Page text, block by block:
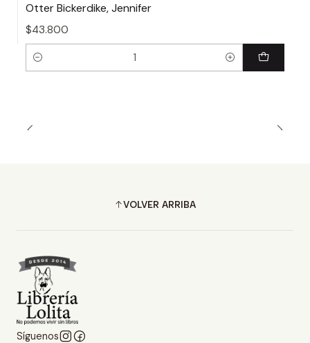
Otter Bickerdike, Jennifer
$43.800
Cantidad
VOLVER ARRIBA
Síguenos